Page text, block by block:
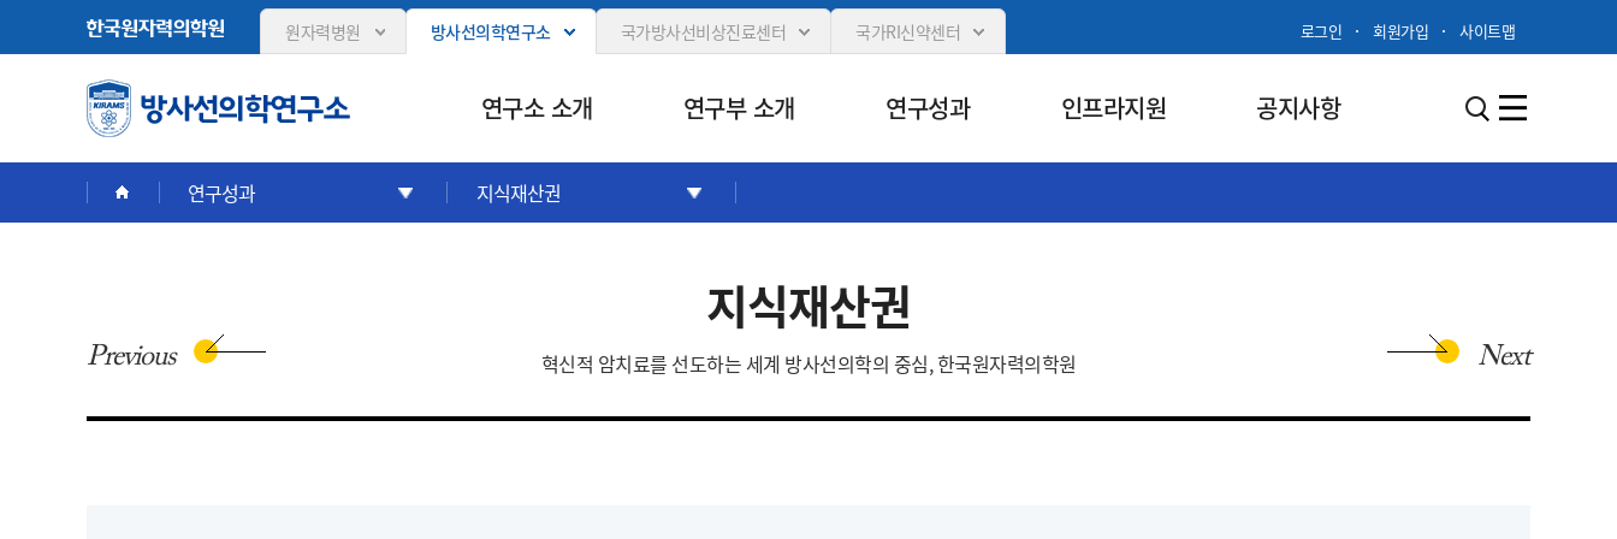
본문으로 가기
주메뉴로 가기
카피라이트로 가기
원자력병원 방사선의학연구소 국가방사선비상진료센터 국가RI신약센터 로그인 회원가입 사이트맵
연구소 소개 연구부 소개 연구성과 인프라지원 공지사항
연구성과 지식재산권
지식재산권
혁신적 암치료를 선도하는 세계 방사선의학의 중심, 한국원자력의학원
Previous Next